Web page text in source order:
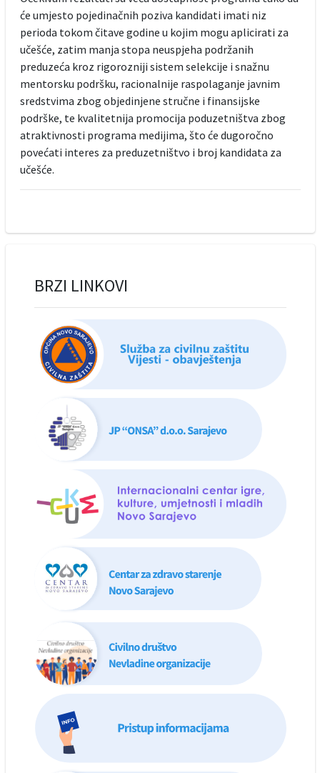
će umjesto pojedinačnih poziva kandidati imati niz
perioda tokom čitave godine u kojim mogu aplicirati za
učešće, zatim manja stopa neuspjeha podržanih
preduzeća kroz rigorozniji sistem selekcije i snažnu
mentorsku podršku, racionalnije raspolaganje javnim
sredstvima zbog objedinjene stručne i finansijske
podrške, te kvalitetnija promocija poduzetništva zbog
atraktivnosti programa medijima, što će dugoročno
povećati interes za preduzetništvo i broj kandidata za
učešće.
BRZI LINKOVI